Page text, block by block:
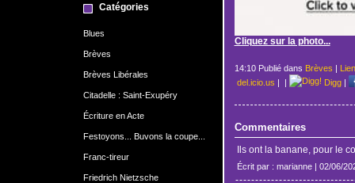
Catégories
Blues
Brèves
Brèves Libérales
Citadelle : Saint-Exupéry
Écriture en Acte
Festoyons... Buvons la coupe...
Franc-tireur
Friedrich Nietzsche
Cliquez sur la photo...
14:10 Publié dans Brèves |
del.icio.us | | Digg|
Commentaires
Ils ont la banane, pour le
Écrit par : marianne | 02/06/